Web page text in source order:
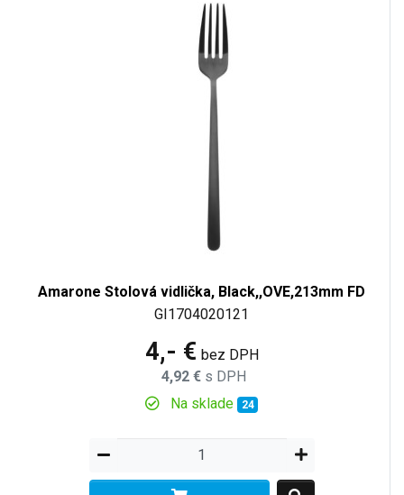
Amarone Stolová vidlička, Black,,OVE,213mm FD
GI1704020121
4,- € bez DPH
4,92 € s DPH
Na sklade
24